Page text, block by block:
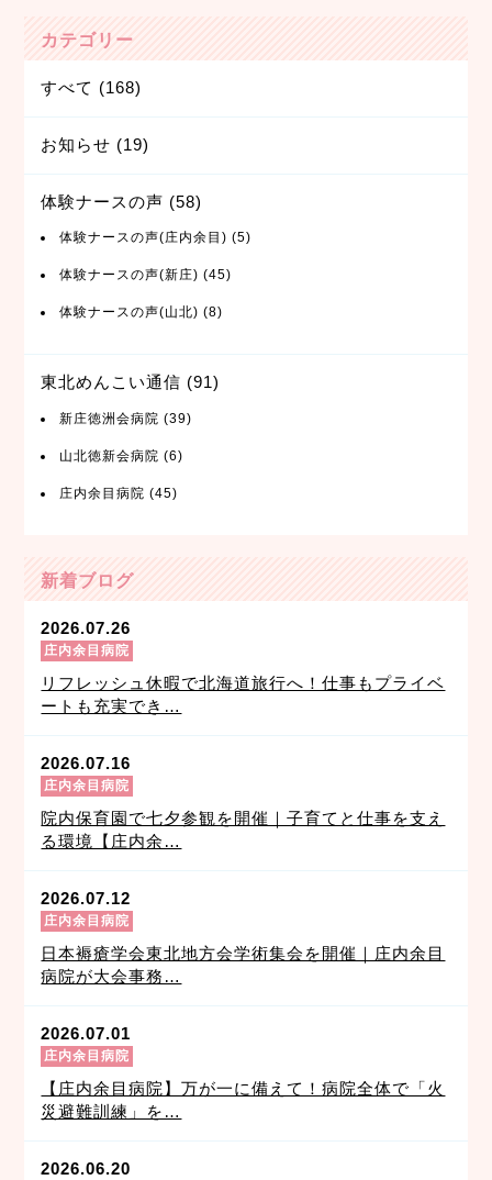
カテゴリー
すべて (168)
お知らせ (19)
体験ナースの声 (58)
体験ナースの声(庄内余目) (5)
体験ナースの声(新庄) (45)
体験ナースの声(山北) (8)
東北めんこい通信 (91)
新庄徳洲会病院 (39)
山北徳新会病院 (6)
庄内余目病院 (45)
新着ブログ
2026.07.26
庄内余目病院
リフレッシュ休暇で北海道旅行へ！仕事もプライベ
ートも充実でき…
2026.07.16
庄内余目病院
院内保育園で七夕参観を開催｜子育てと仕事を支え
る環境【庄内余…
2026.07.12
庄内余目病院
日本褥瘡学会東北地方会学術集会を開催｜庄内余目
病院が大会事務…
2026.07.01
庄内余目病院
【庄内余目病院】万が一に備えて！病院全体で「火
災避難訓練」を…
2026.06.20